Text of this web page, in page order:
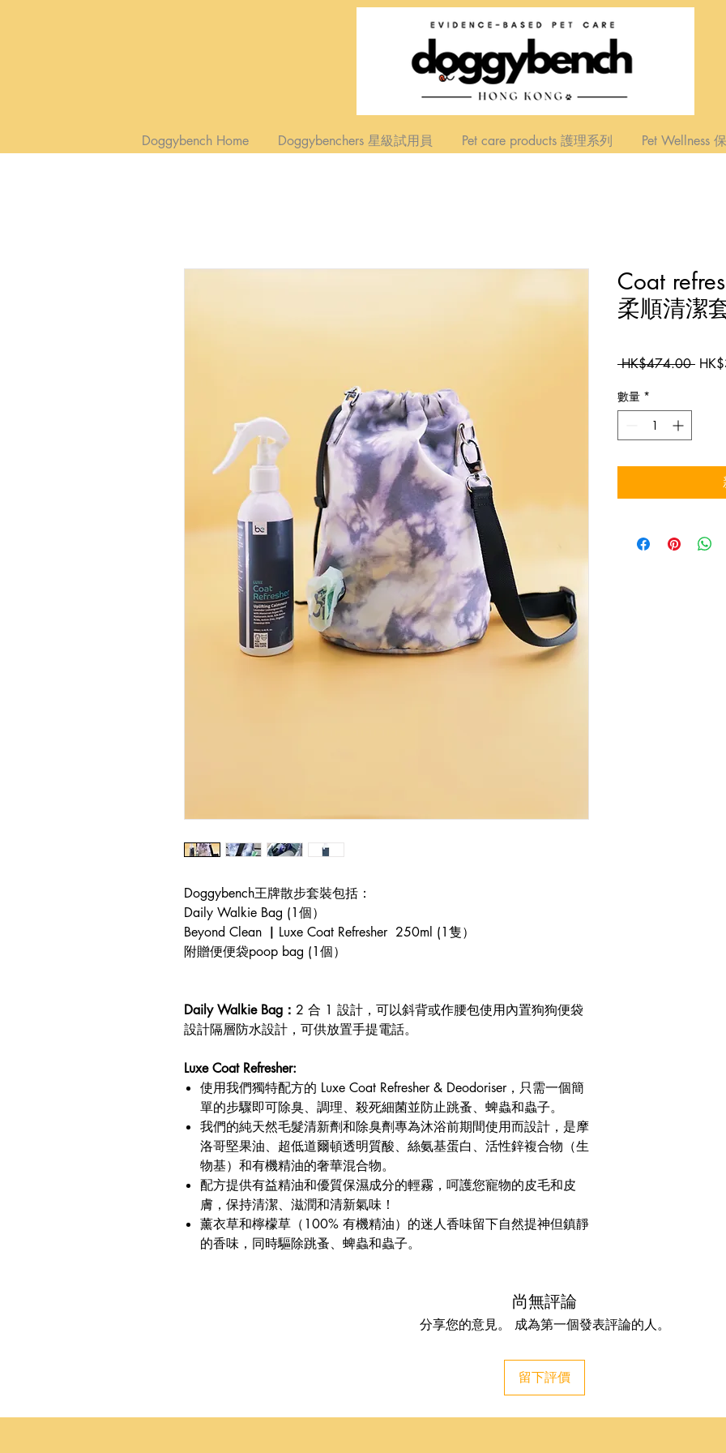
Doggybench Home Doggybenchers 星級試用員 Pet care products 護理系列 Pet Wellness
Doggybench王牌散步套裝包括：
Daily Walkie Bag (1個）
Beyond Clean ▏Luxe Coat Refresher 250ml (1隻）
附贈便便袋poop bag (1個）
Daily Walkie Bag： 2 合 1 設計，可以斜背或作腰包使用內置狗狗便袋
設計隔層防水設計，可供放置手提電話。
Luxe Coat Refresher:
使用我們獨特配方的 Luxe Coat Refresher & Deodoriser，只需一個簡
單的步驟即可除臭、調理、殺死細菌並防止跳蚤、蜱蟲和蟲子。
我們的純天然毛髮清新劑和除臭劑專為沐浴前期間使用而設計，是摩
洛哥堅果油、超低道爾頓透明質酸、絲氨基蛋白、活性鋅複合物（生
物基）和有機精油的奢華混合物。
配方提供有益精油和優質保濕成分的輕霧，呵護您寵物的皮毛和皮
膚，保持清潔、滋潤和清新氣味！
薰衣草和檸檬草（100% 有機精油）的迷人香味留下自然提神但鎮靜
的香味，同時驅除跳蚤、蜱蟲和蟲子。
Coat
柔順清潔
HK$474.00 一
數量 *
尚無評論
分享您的意見。 成為第一個發表評論的人。
留下評價